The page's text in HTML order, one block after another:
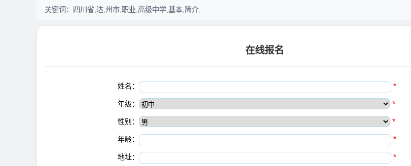
关键词： 四川省,达,州市,职业,高级中学,基本,简介,
在线报名
姓名： *
年级： *
性别： *
年龄： *
地址： *